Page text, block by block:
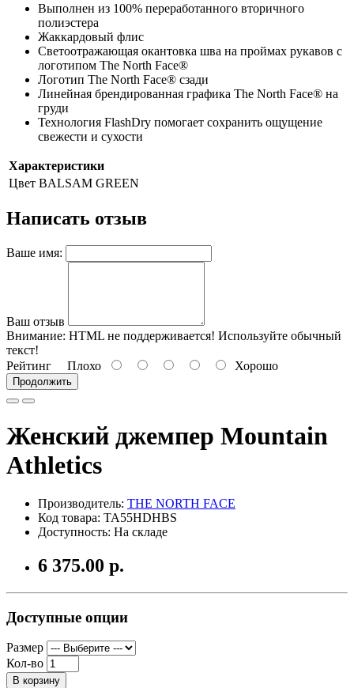
Выполнен из 100% переработанного вторичного
полиэстера
Жаккардовый флис
Светоотражающая окантовка шва на проймах рукавов с
логотипом The North Face®
Логотип The North Face® сзади
Линейная брендированная графика The North Face® на
груди
Технология FlashDry помогает сохранить ощущение
свежести и сухости
Характеристики
Цвет BALSAM GREEN
Написать отзыв
Ваше имя:
Ваш отзыв
Внимание: HTML не поддерживается! Используйте обычный
текст!
Рейтинг Плохо Хорошо
Продолжить
Женский джемпер Mountain
Athletics
Производитель: THE NORTH FACE
Код товара: TA55HDHBS
Доступность: На складе
6 375.00 р.
Доступные опции
Размер
Кол-во
В корзину